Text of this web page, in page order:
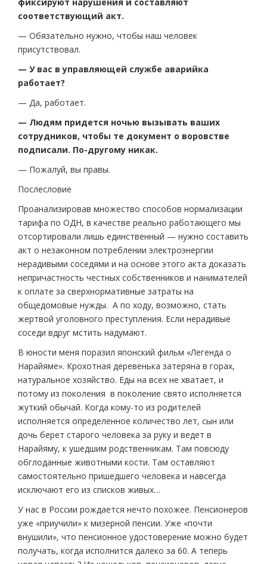
соответствующий акт.
— Обязательно нужно, чтобы наш человек
присутствовал.
— У вас в управляющей службе аварийка
работает?
— Да, работает.
— Людям придется ночью вызывать ваших
сотрудников, чтобы те документ о воровстве
подписали. По-другому никак.
— Пожалуй, вы правы.
Послесловие
Проанализировав множество способов нормализации
тарифа по ОДН, в качестве реально работающего мы
отсортировали лишь единственный — нужно составить
акт о незаконном потреблении электроэнергии
нерадивыми соседями и на основе этого акта доказать
непричастность честных собственников и нанимателей
к оплате за сверхнормативные затраты на
общедомовые нужды. А по ходу, возможно, стать
жертвой уголовного преступления. Если нерадивые
соседи вдруг мстить надумают.
В юности меня поразил японский фильм «Легенда о
Нарайяме». Крохотная деревенька затеряна в горах,
натуральное хозяйство. Еды на всех не хватает, и
потому из поколения в поколение свято исполняется
жуткий обычай. Когда кому-то из родителей
исполняется определенное количество лет, сын или
дочь берет старого человека за руку и ведет в
Нарайяму, к ушедшим родственникам. Там повсюду
обглоданные животными кости. Там оставляют
самостоятельно пришедшего человека и навсегда
исключают его из списков живых…
У нас в России рождается нечто похожее. Пенсионеров
уже «приучили» к мизерной пенсии. Уже «почти
внушили», что пенсионное удостоверение можно будет
получать, когда исполнится далеко за 60. А теперь